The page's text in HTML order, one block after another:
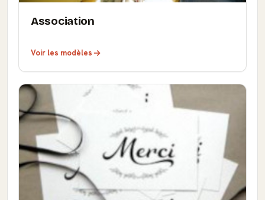
Association
Voir les modèles